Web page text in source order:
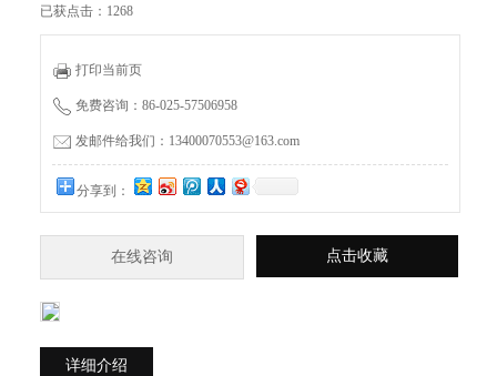
已获点击：1268
打印当前页
免费咨询：86-025-57506958
发邮件给我们：13400070553@163.com
分享到：
在线咨询 点击收藏
详细介绍